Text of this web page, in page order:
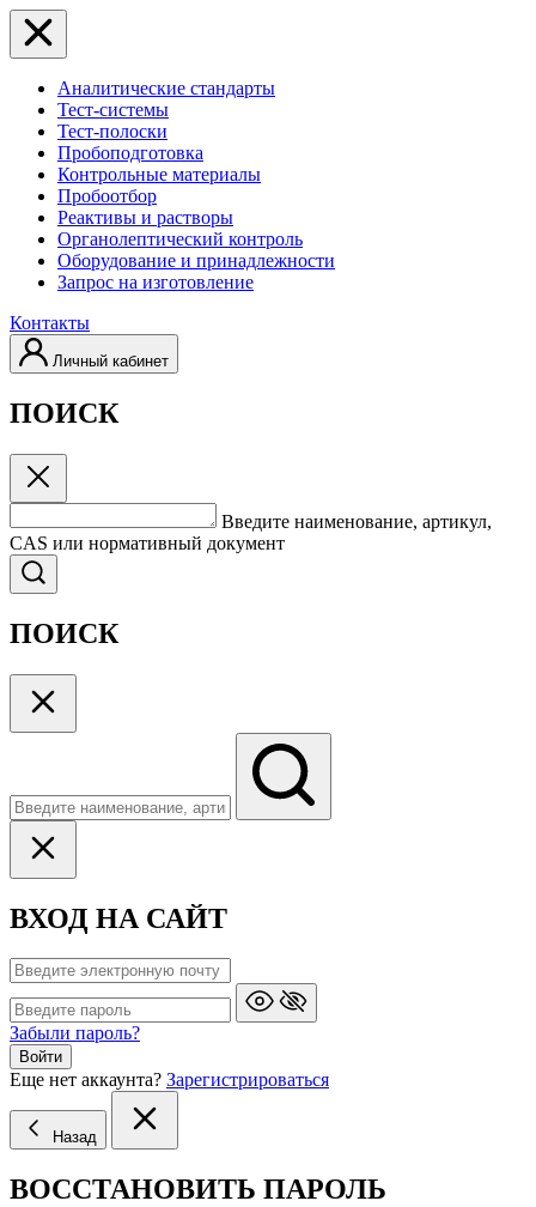
Аналитические стандарты
Тест-системы
Тест-полоски
Пробоподготовка
Контрольные материалы
Пробоотбор
Реактивы и растворы
Органолептический контроль
Оборудование и принадлежности
Запрос на изготовление
Контакты
Личный кабинет
ПОИСК
Введите наименование, артикул,
CAS или нормативный документ
ПОИСК
ВХОД НА САЙТ
Забыли пароль?
Войти
Еще нет аккаунта? Зарегистрироваться
Назад
ВОССТАНОВИТЬ ПАРОЛЬ